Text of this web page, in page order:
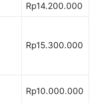
Rp14.200.000
Rp15.300.000
Rp10.000.000